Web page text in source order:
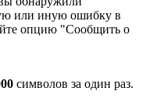
или иную ошибку в
опцию "Сообщить о
символов за один раз.